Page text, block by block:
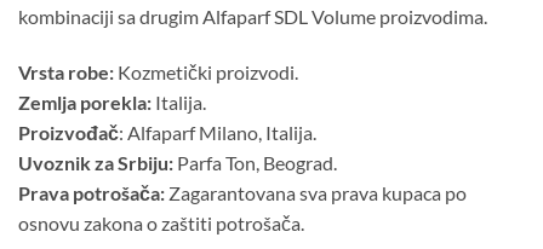
kombinaciji sa drugim Alfaparf SDL Volume proizvodima.
Vrsta robe: Kozmetički proizvodi.
Zemlja porekla: Italija.
Proizvođač: Alfaparf Milano, Italija.
Uvoznik za Srbiju: Parfa Ton, Beograd.
Prava potrošača: Zagarantovana sva prava kupaca po
osnovu zakona o zaštiti potrošača.